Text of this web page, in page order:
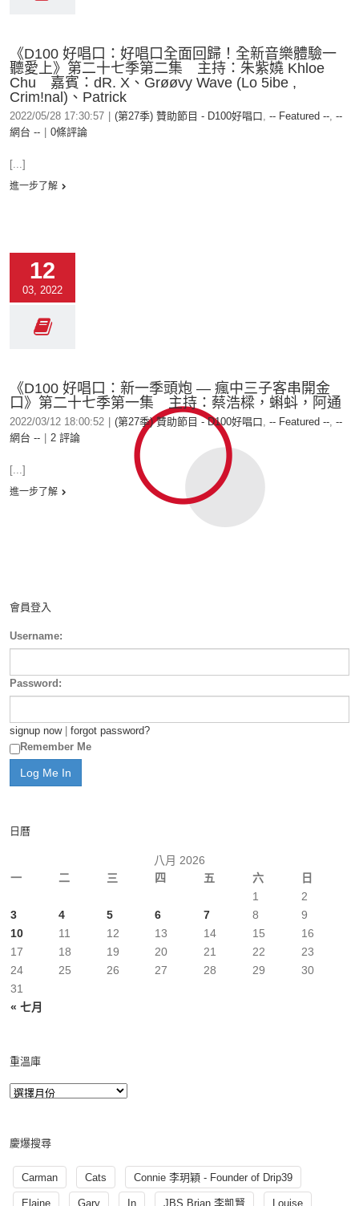
《D100 好唱口：好唱口全面回歸！全新音樂體驗一
聽愛上》第二十七季第二集 主持：朱紫嬈 Khloe
Chu 嘉賓：dR. X、Grøøvy Wave (Lo 5ibe ,
Crim!nal)、Patrick
2022/05/28 17:30:57 (第27季) 贊助節目 - D100好唱口, -- Featured --, --
網台 --
0條評論
[...]
進一步了解
12
03, 2022
《D100 好唱口：新一季頭炮 — 瘋中三子客串開金
口》第二十七季第一集 主持：蔡浩樑，蝌蚪，阿通
2022/03/12 18:00:52 (第27季) 贊助節目 - D100好唱口, -- Featured --, --
網台 --
2 評論
[...]
進一步了解
會員登入
Username:
Password:
signup now| forgot password?
Remember Me
日曆
八月 2026
一
二 三 四 五 六 日
« 七月
1
2
3
4 5 6 7 8
9
10
11 12 13 14 15
16
17
18 19 20 21 22
23
24
25 26 27 28 29
30
31
重溫庫
慶爆搜尋
Carman Cats Connie 李玥穎 - Founder of Drip39
Elaine Gary In JBS Brian 李凱賢 Louise